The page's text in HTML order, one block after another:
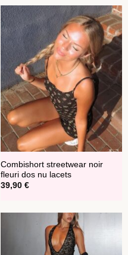
Combishort streetwear noir
fleuri dos nu lacets
39,90 €